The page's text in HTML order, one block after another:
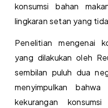
konsumsi bahan
lingkaran setan yang
Penelitian mengenai
yang dilakukan oleh
sembilan puluh dua
menyimpulkan
kekurangan